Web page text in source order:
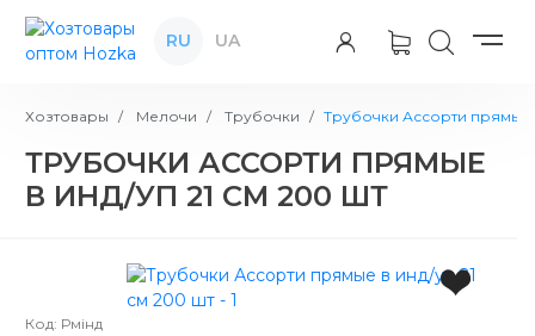
RU UA
Хозтовары Мелочи Трубочки Трубочки Ассорти прямые
ТРУБОЧКИ АССОРТИ ПРЯМЫЕ
В ИНД/УП 21 СМ 200 ШТ
Код: Рмінд